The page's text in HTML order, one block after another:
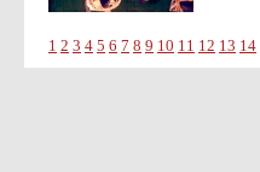
1 2 3 4 5 6 7 8 9 10 11 12 13 14